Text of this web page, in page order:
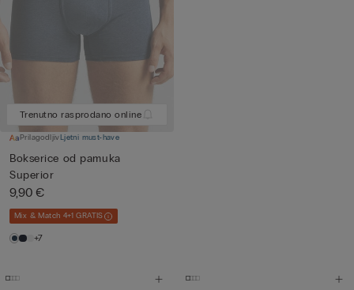
Trenutno rasprodano online
PrilagodljivLjetni must-have
Bokserice od pamuka
Superior
9,90 €
Mix & Match 4+1 GRATIS
+7